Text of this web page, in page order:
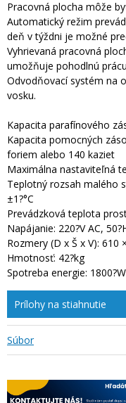
Pracovná plocha môže
Automatický režim
deň v týždni je možné
Vyhrievaná pracovná
umožňuje pohodlnú
Odvodňovací systém na
vosku.
Kapacita parafínového
Kapacita pomocných
foriem alebo 140 kaziet
Maximálna nastaviteľná
Teplotný rozsah malého
±1?°C
Prevádzková teplota
Napájanie: 220?V AC,
Rozmery (D x Š x V): 610
Hmotnosť: 42?kg
Spotreba energie:
Prílohy na stiahnutie
Súbor